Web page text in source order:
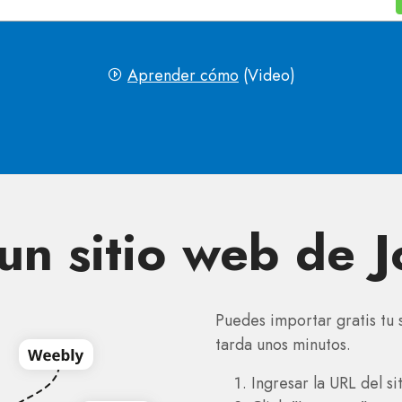
Aprender cómo (Video)
sitio web de
Puedes importar gratis tu
tarda unos minutos.
Ingresar la URL del